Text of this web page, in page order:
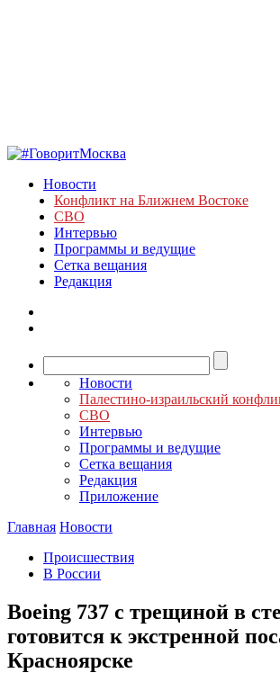
Новости
Конфликт на Ближнем Востоке
СВО
Интервью
Программы и ведущие
Сетка вещания
Редакция
Новости
Палестино-израильский
СВО
Интервью
Программы и ведущие
Сетка вещания
Редакция
Приложение
Главная Новости
Происшествия
В России
Boeing 737 с трещиной в
готовится к экстренной
Красноярске